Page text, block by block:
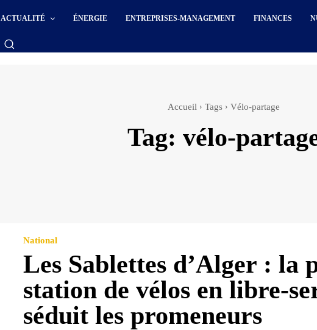
ACTUALITÉ ÉNERGIE ENTREPRISES-MANAGEMENT FINANCES
Accueil Tags Vélo-partage
Tag: vélo-
National
Les Sablettes d’Alger : la
station de vélos en libre-
séduit les promeneurs